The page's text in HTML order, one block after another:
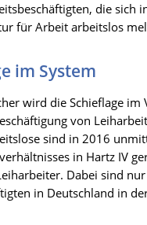
die sich
für Arbeit arbeitslos
im System
wird die Schieflage im
von
sind in 2016
in Hartz IV
Dabei sind
in Deutschland in